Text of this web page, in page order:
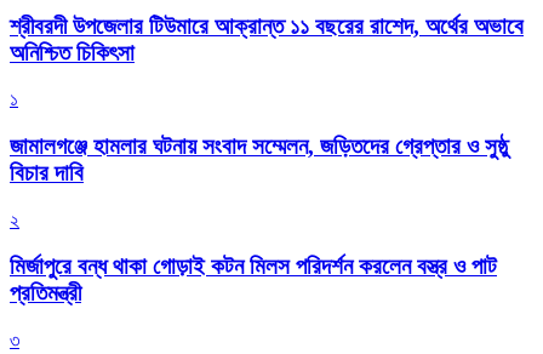
শ্রীবরদী উপজেলার টিউমারে আক্রান্ত ১১ বছরের রাশেদ, অর্থের অভাবে
অনিশ্চিত চিকিৎসা
১
জামালগঞ্জে হামলার ঘটনায় সংবাদ সম্মেলন, জড়িতদের গ্রেপ্তার ও সুষ্ঠু
বিচার দাবি
২
মির্জাপুরে বন্ধ থাকা গোড়াই কটন মিলস পরিদর্শন করলেন বস্ত্র ও পাট
প্রতিমন্ত্রী
৩